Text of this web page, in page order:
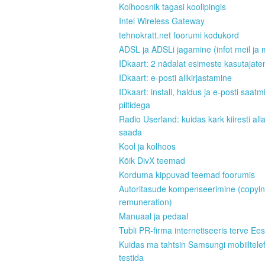
Kolhoosnik tagasi koolipingis
Intel Wireless Gateway
tehnokratt.net foorumi kodukord
ADSL ja ADSLi jagamine (infot meil ja
IDkaart: 2 nädalat esimeste
IDkaart: e-posti allkirjastamine
IDkaart: install, haldus ja e-posti
piltidega
Radio Userland: kuidas kark kiiresti alla
saada
Kool ja kolhoos
Kõik DivX teemad
Korduma kippuvad teemad foorumis
Autoritasude kompenseerimine
remuneration)
Manuaal ja pedaal
Tubli PR-firma internetiseeris terve
Kuidas ma tahtsin Samsungi
testida